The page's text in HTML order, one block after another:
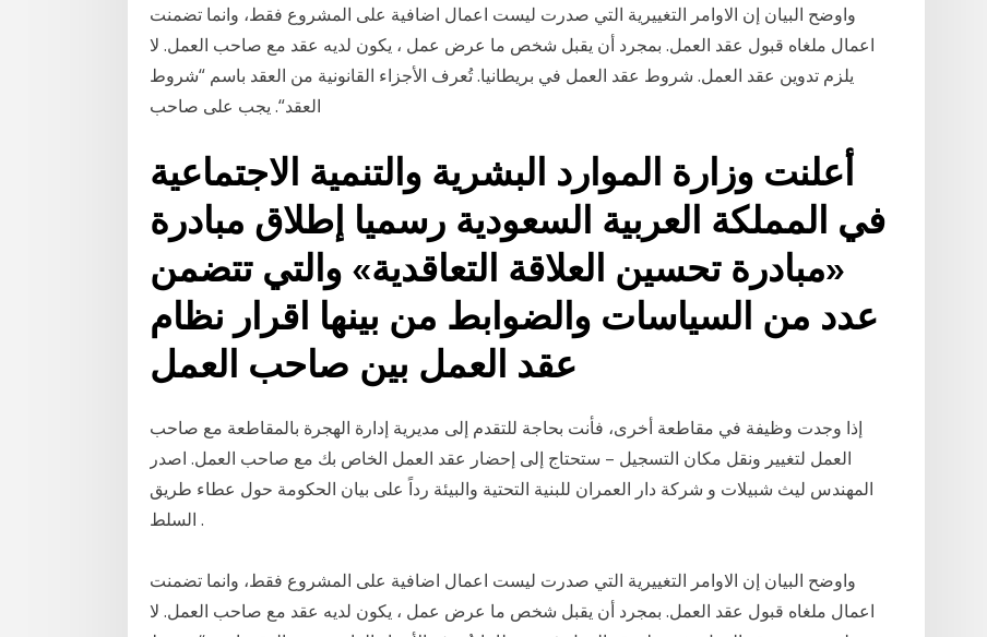
واوضح البيان إن الاوامر التغييرية التي صدرت ليست اعمال اضافية على المشروع فقط، وانما تضمنت
اعمال ملغاه قبول عقد العمل. بمجرد أن يقبل شخص ما عرض عمل ، يكون لديه عقد مع صاحب العمل. لا
يلزم تدوين عقد العمل. شروط عقد العمل في بريطانيا. تُعرف الأجزاء القانونية من العقد باسم “شروط
العقد“. يجب على صاحب
أعلنت وزارة الموارد البشرية والتنمية الاجتماعية
في المملكة العربية السعودية رسميا إطلاق مبادرة
«مبادرة تحسين العلاقة التعاقدية» والتي تتضمن
عدد من السياسات والضوابط من بينها اقرار نظام
عقد العمل بين صاحب العمل
إذا وجدت وظيفة في مقاطعة أخرى، فأنت بحاجة للتقدم إلى مديرية إدارة الهجرة بالمقاطعة مع صاحب
العمل لتغيير ونقل مكان التسجيل – ستحتاج إلى إحضار عقد العمل الخاص بك مع صاحب العمل. اصدر
المهندس ليث شبيلات و شركة دار العمران للبنية التحتية والبيئة رداً على بيان الحكومة حول عطاء طريق
السلط .
واوضح البيان إن الاوامر التغييرية التي صدرت ليست اعمال اضافية على المشروع فقط، وانما تضمنت
اعمال ملغاه قبول عقد العمل. بمجرد أن يقبل شخص ما عرض عمل ، يكون لديه عقد مع صاحب العمل. لا